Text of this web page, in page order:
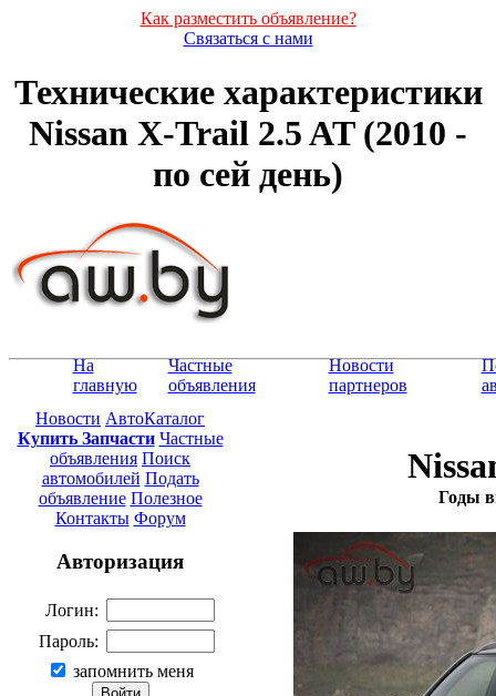
Как разместить объявление?
Связаться с нами
Технические характеристики
Nissan X-Trail 2.5 AT (2010 -
по сей день)
На
главную
Частные
объявления
Новости
партнеров
Новости АвтоКаталог
Купить Запчасти Частные
объявления Поиск
автомобилей Подать
объявление Полезное
Контакты Форум
Авторизация
Логин:
Пароль:
запомнить меня
Годы